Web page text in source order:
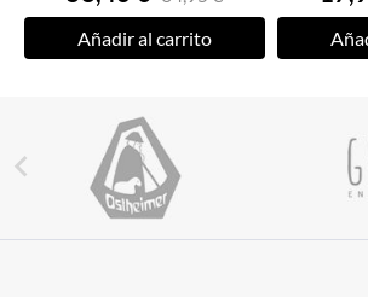
Añadir al carrito
